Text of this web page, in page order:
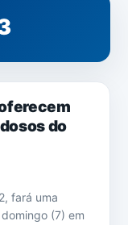
oferecem
do
fará uma
(7) em